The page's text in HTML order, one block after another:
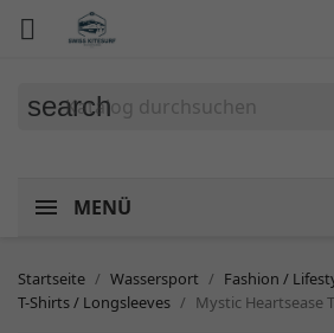

search
MENÜ
Startseite Wassersport Fashion /
T-Shirts / Longsleeves
Mystic Heartsease